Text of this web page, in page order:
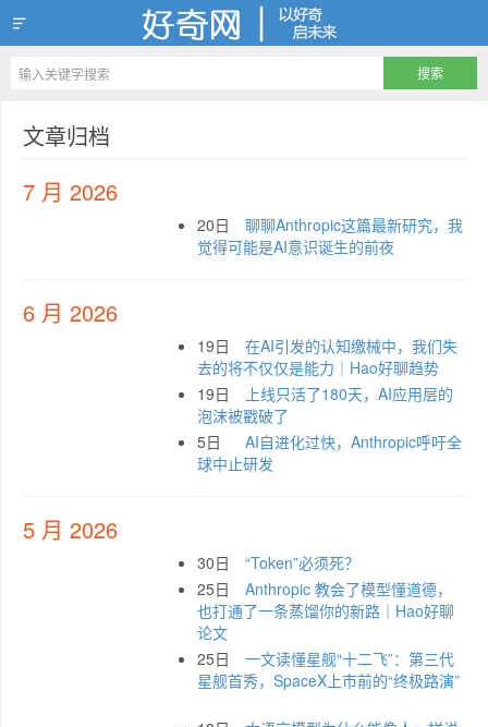
文章归档
7 月 2026
20日
聊聊Anthropic这篇最新研究，我
觉得可能是AI意识诞生的前夜
6 月 2026
19日
在AI引发的认知缴械中，我们失
去的将不仅仅是能力｜Hao好聊趋势
19日
上线只活了180天，AI应用层的
泡沫被戳破了
5日
AI自进化过快，Anthropic呼吁全
球中止研发
5 月 2026
30日
“Token”必须死？
25日
Anthropic 教会了模型懂道德，
也打通了一条蒸馏你的新路｜Hao好聊
论文
25日
一文读懂星舰“十二飞”：第三代
星舰首秀，SpaceX上市前的“终极路演”